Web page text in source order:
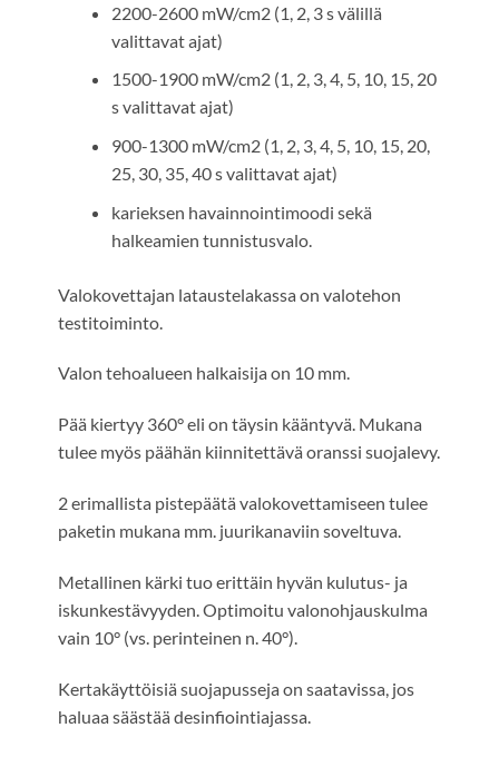
2200-2600 mW/cm2 (1, 2, 3 s välillä
valittavat ajat)
1500-1900 mW/cm2 (1, 2, 3, 4, 5, 10, 15, 20
s valittavat ajat)
900-1300 mW/cm2 (1, 2, 3, 4, 5, 10, 15, 20,
25, 30, 35, 40 s valittavat ajat)
karieksen havainnointimoodi sekä
halkeamien tunnistusvalo.
Valokovettajan lataustelakassa on valotehon
testitoiminto.
Valon tehoalueen halkaisija on 10 mm.
Pää kiertyy 360° eli on täysin kääntyvä. Mukana
tulee myös päähän kiinnitettävä oranssi suojalevy.
2 erimallista pistepäätä valokovettamiseen tulee
paketin mukana mm. juurikanaviin soveltuva.
Metallinen kärki tuo erittäin hyvän kulutus- ja
iskunkestävyyden. Optimoitu valonohjauskulma
vain 10° (vs. perinteinen n. 40°).
Kertakäyttöisiä suojapusseja on saatavissa, jos
haluaa säästää desinfiointiajassa.